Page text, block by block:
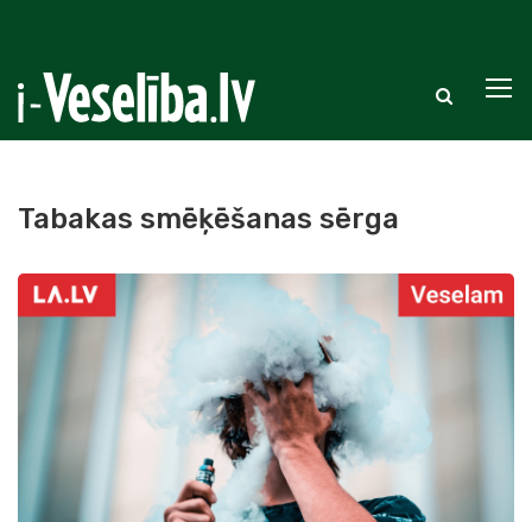
Tabakas smēķēšanas sērga